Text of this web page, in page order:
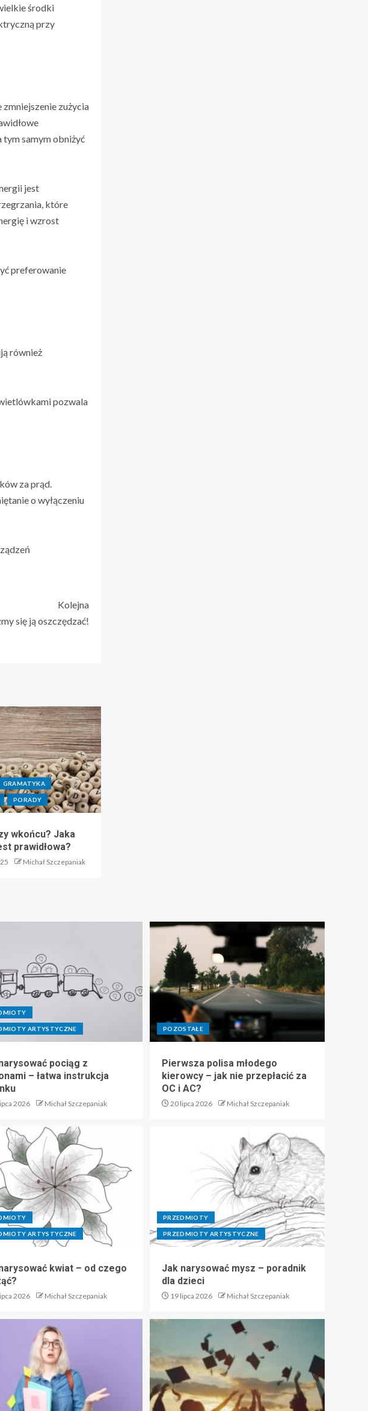
środki
przy
zużycia
tym samym obniżyć
jest
które
i wzrost
preferowanie
również
pozwala
za prąd.
o wyłączeniu
Kolejna
się ją oszczędzać!
GRAMATYKA
PORADY
wkońcu? Jaka
prawidłowa?
Michał Szczepaniak
ARTYSTYCZNE
pociąg z
– łatwa instrukcja
2026 Michał Szczepaniak
POZOSTAŁE
Pierwsza polisa młodego
kierowcy – jak nie przepłacić za
OC i AC?
20 lipca 2026 Michał Szczepaniak
ARTYSTYCZNE
kwiat – od czego
2026 Michał Szczepaniak
PRZEDMIOTY
PRZEDMIOTY ARTYSTYCZNE
Jak narysować mysz – poradnik
dla dzieci
19 lipca 2026 Michał Szczepaniak